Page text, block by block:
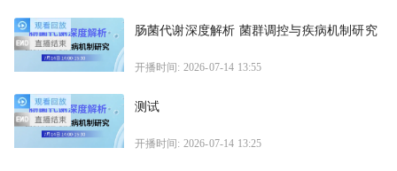
肠菌代谢深度解析 菌群调控与疾病机制研究
开播时间: 2026-07-14 13:55
测试
开播时间: 2026-07-14 13:25